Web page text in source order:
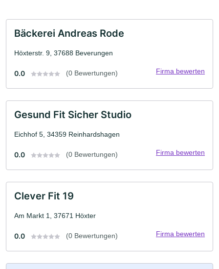
Bäckerei Andreas Rode
Höxterstr. 9, 37688 Beverungen
0.0 (0 Bewertungen) Firma bewerten
Gesund Fit Sicher Studio
Eichhof 5, 34359 Reinhardshagen
0.0 (0 Bewertungen) Firma bewerten
Clever Fit 19
Am Markt 1, 37671 Höxter
0.0 (0 Bewertungen) Firma bewerten